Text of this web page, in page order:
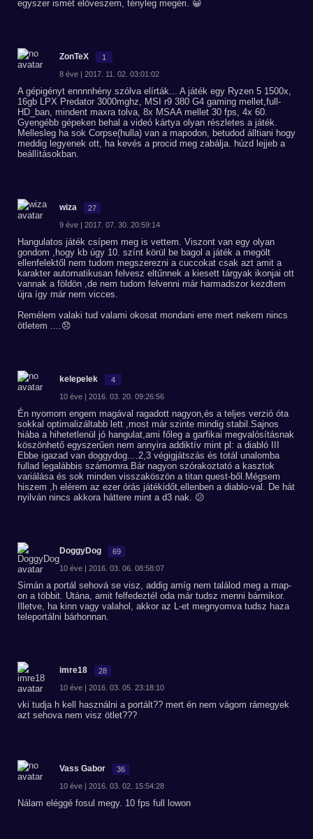
egyszer ismét előveszem, tényleg megéri. 😀
ZonTeX 1
8 éve | 2017. 11. 02. 03:01:02
A gépigényt ennnnhény szólva elírták... A játék egy Ryzen 5 1500x,
16gb LPX Predator 3000mghz, MSI r9 380 G4 gaming mellet,full-
HD_ban, mindent maxra tolva, 8x MSAA mellet 30 fps, 4x 60.
Gyengébb gépeken behal a videó kártya olyan részletes a játék.
Mellesleg ha sok Corpse(hulla) van a mapodon, betudod álltiani hogy
meddig legyenek ott, ha kevés a procid meg zabálja. húzd lejjeb a
beállításokban.
wiza 27
9 éve | 2017. 07. 30. 20:59:14
Hangulatos játék csípem meg is vettem. Viszont van egy olyan
gondom ,hogy kb úgy 10. színt körül be bagol a játék a megölt
ellenfelektől nem tudom megszerezni a cuccokat csak azt amit a
karakter automatikusan felvesz eltűnnek a kiesett tárgyak ikonjai ott
vannak a földön ,de nem tudom felvenni már harmadszor kezdtem
újra így már nem vicces.
Remélem valaki tud valami okosat mondani erre mert nekem nincs
ötletem ....😞
kelepelek 4
10 éve | 2016. 03. 20. 09:26:56
Én nyomom engem magával ragadott nagyon,és a teljes verzió óta
sokkal optimalizáltabb lett ,most már szinte mindig stabil.Sajnos
hiába a hihetetlenül jó hangulat,ami főleg a garfikai megvalósításnak
köszönhető egyszerűen nem annyira addiktív mint pl: a diabló III
Ebbe igazad van doggydog....2,3 végigjátszás és totál unalomba
fullad legalábbis számomra.Bár nagyon szórakoztató a kasztok
variálása és sok minden visszaköszön a titan quest-ből.Mégsem
hiszem ,h elérem az ezer órás játékidőt,ellenben a diablo-val. De hát
nyilván nincs akkora háttere mint a d3 nak. 😕
DoggyDog 69
10 éve | 2016. 03. 06. 08:58:07
Simán a portál sehová se visz, addig amíg nem találod meg a map-
on a többit. Utána, amit felfedeztél oda már tudsz menni bármikor.
Illetve, ha kinn vagy valahol, akkor az L-et megnyomva tudsz haza
teleportálni bárhonnan.
imre18 28
10 éve | 2016. 03. 05. 23:18:10
vki tudja h kell használni a portált?? mert én nem vágom rámegyek
azt sehova nem visz ötlet???
Vass Gabor 36
10 éve | 2016. 03. 02. 15:54:28
Nálam eléggé fosul megy. 10 fps full lowon